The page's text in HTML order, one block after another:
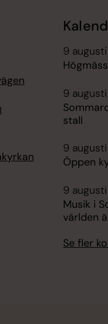
9 augusti
9 augusti
stall
9
Öppen
9 augusti
Musik i
världen
Se fler